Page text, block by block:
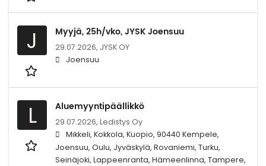
J Myyjä, 25h/vko, JYSK Joensuu
29.07.2026, JYSK OY
Joensuu
L Aluemyyntipäällikkö
29.07.2026, Ledistys Oy
Mikkeli, Kokkola, Kuopio, 90440 Kempele,
Joensuu, Oulu, Jyväskylä, Rovaniemi, Turku,
Seinäjoki, Lappeenranta, Hämeenlinna, Tampere,